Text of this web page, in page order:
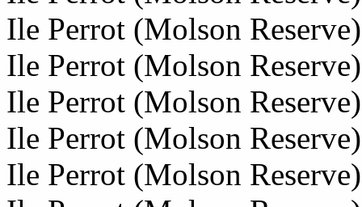
Ile Perrot (Molson Reserve)
Ile Perrot (Molson Reserve)
Ile Perrot (Molson Reserve)
Ile Perrot (Molson Reserve)
Ile Perrot (Molson Reserve)